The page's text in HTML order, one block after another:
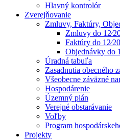
Hlavný kontrolór
Zverejňovanie
Zmluvy, Faktúry,
Zmluvy do
Faktúry do
Objednávky do
Úradná tabuľa
Zasadnutia obecného
Všeobecne záväzné
Hospodárenie
Územný plán
Verejné obstarávanie
Voľby
Program
Projekty